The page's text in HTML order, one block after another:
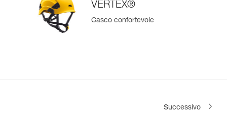
VERTEX®
Casco confortevole
Successivo